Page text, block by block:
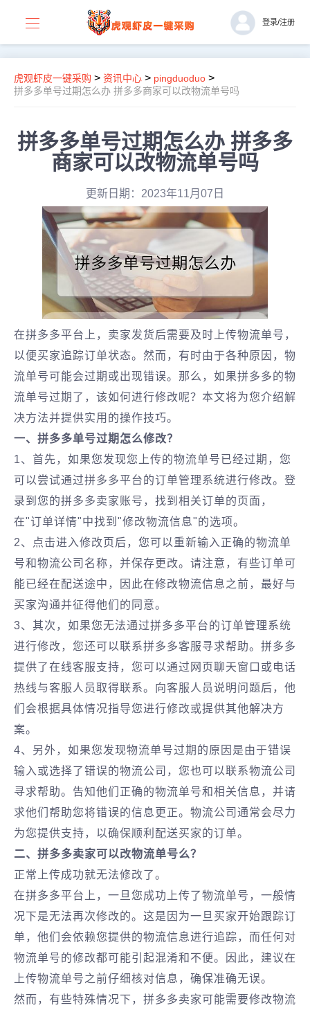
登录/注册
虎观虾皮一键采购 > 资讯中心 > pingduoduo >
拼多多单号过期怎么办 拼多多商家可以改物流单号吗
拼多多单号过期怎么办 拼多多
商家可以改物流单号吗
更新日期：2023年11月07日
在拼多多平台上，卖家发货后需要及时上传物流单号，
以便买家追踪订单状态。然而，有时由于各种原因，物
流单号可能会过期或出现错误。那么，如果拼多多的物
流单号过期了，该如何进行修改呢？本文将为您介绍解
决方法并提供实用的操作技巧。
一、拼多多单号过期怎么修改？
1、首先，如果您发现您上传的物流单号已经过期，您
可以尝试通过拼多多平台的订单管理系统进行修改。登
录到您的拼多多卖家账号，找到相关订单的页面，
在"订单详情"中找到"修改物流信息"的选项。
2、点击进入修改页后，您可以重新输入正确的物流单
号和物流公司名称，并保存更改。请注意，有些订单可
能已经在配送途中，因此在修改物流信息之前，最好与
买家沟通并征得他们的同意。
3、其次，如果您无法通过拼多多平台的订单管理系统
进行修改，您还可以联系拼多多客服寻求帮助。拼多多
提供了在线客服支持，您可以通过网页聊天窗口或电话
热线与客服人员取得联系。向客服人员说明问题后，他
们会根据具体情况指导您进行修改或提供其他解决方
案。
4、另外，如果您发现物流单号过期的原因是由于错误
输入或选择了错误的物流公司，您也可以联系物流公司
寻求帮助。告知他们正确的物流单号和相关信息，并请
求他们帮助您将错误的信息更正。物流公司通常会尽力
为您提供支持，以确保顺利配送买家的订单。
二、拼多多卖家可以改物流单号么？
正常上传成功就无法修改了。
在拼多多平台上，一旦您成功上传了物流单号，一般情
况下是无法再次修改的。这是因为一旦买家开始跟踪订
单，他们会依赖您提供的物流信息进行追踪，而任何对
物流单号的修改都可能引起混淆和不便。因此，建议在
上传物流单号之前仔细核对信息，确保准确无误。
然而，有些特殊情况下，拼多多卖家可能需要修改物流